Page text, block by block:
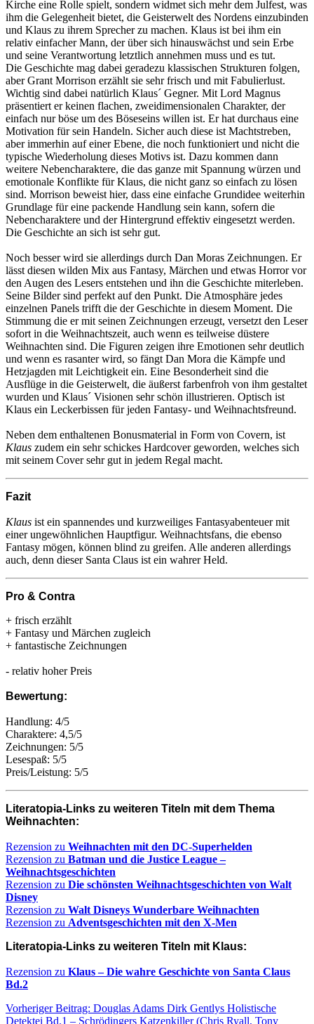
Kirche eine Rolle spielt, sondern widmet sich mehr dem Julfest, was
ihm die Gelegenheit bietet, die Geisterwelt des Nordens einzubinden
und Klaus zu ihrem Sprecher zu machen. Klaus ist bei ihm ein
relativ einfacher Mann, der über sich hinauswächst und sein Erbe
und seine Verantwortung letztlich annehmen muss und es tut.
Die Geschichte mag dabei geradezu klassischen Strukturen folgen,
aber Grant Morrison erzählt sie sehr frisch und mit Fabulierlust.
Wichtig sind dabei natürlich Klaus´ Gegner. Mit Lord Magnus
präsentiert er keinen flachen, zweidimensionalen Charakter, der
einfach nur böse um des Böseseins willen ist. Er hat durchaus eine
Motivation für sein Handeln. Sicher auch diese ist Machtstreben,
aber immerhin auf einer Ebene, die noch funktioniert und nicht die
typische Wiederholung dieses Motivs ist. Dazu kommen dann
weitere Nebencharaktere, die das ganze mit Spannung würzen und
emotionale Konflikte für Klaus, die nicht ganz so einfach zu lösen
sind. Morrison beweist hier, dass eine einfache Grundidee weiterhin
Grundlage für eine packende Handlung sein kann, sofern die
Nebencharaktere und der Hintergrund effektiv eingesetzt werden.
Die Geschichte an sich ist sehr gut.
Noch besser wird sie allerdings durch Dan Moras Zeichnungen. Er
lässt diesen wilden Mix aus Fantasy, Märchen und etwas Horror vor
den Augen des Lesers entstehen und ihn die Geschichte miterleben.
Seine Bilder sind perfekt auf den Punkt. Die Atmosphäre jedes
einzelnen Panels trifft die der Geschichte in diesem Moment. Die
Stimmung die er mit seinen Zeichnungen erzeugt, versetzt den Leser
sofort in die Weihnachtszeit, auch wenn es teilweise düstere
Weihnachten sind. Die Figuren zeigen ihre Emotionen sehr deutlich
und wenn es rasanter wird, so fängt Dan Mora die Kämpfe und
Hetzjagden mit Leichtigkeit ein. Eine Besonderheit sind die
Ausflüge in die Geisterwelt, die äußerst farbenfroh von ihm gestaltet
wurden und Klaus´ Visionen sehr schön illustrieren. Optisch ist
Klaus ein Leckerbissen für jeden Fantasy- und Weihnachtsfreund.
Neben dem enthaltenen Bonusmaterial in Form von Covern, ist
Klaus zudem ein sehr schickes Hardcover geworden, welches sich
mit seinem Cover sehr gut in jedem Regal macht.
Fazit
Klaus ist ein spannendes und kurzweiliges Fantasyabenteuer mit
einer ungewöhnlichen Hauptfigur. Weihnachtsfans, die ebenso
Fantasy mögen, können blind zu greifen. Alle anderen allerdings
auch, denn dieser Santa Claus ist ein wahrer Held.
Pro & Contra
+ frisch erzählt
+ Fantasy und Märchen zugleich
+ fantastische Zeichnungen
- relativ hoher Preis
Bewertung:
Handlung: 4/5
Charaktere: 4,5/5
Zeichnungen: 5/5
Lesespaß: 5/5
Preis/Leistung: 5/5
Literatopia-Links zu weiteren Titeln mit dem Thema
Weihnachten:
Rezension zu Weihnachten mit den DC-Superhelden
Rezension zu Batman und die Justice League –
Weihnachtsgeschichten
Rezension zu Die schönsten Weihnachtsgeschichten von Walt
Disney
Rezension zu Walt Disneys Wunderbare Weihnachten
Rezension zu Adventsgeschichten mit den X-Men
Literatopia-Links zu weiteren Titeln mit Klaus:
Rezension zu Klaus – Die wahre Geschichte von Santa Claus
Bd.2
Vorheriger Beitrag: Douglas Adams Dirk Gentlys Holistische
Detektei Bd.1 – Schrödingers Katzenkiller (Chris Ryall, Tony